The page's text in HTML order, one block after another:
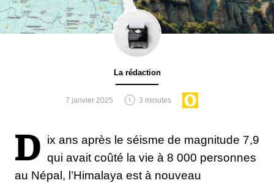
La rédaction
7 janvier 2025 3 minutes
D ix ans après le séisme de magnitude 7,9
qui avait coûté la vie à 8 000 personnes
au Népal, l’Himalaya est à nouveau